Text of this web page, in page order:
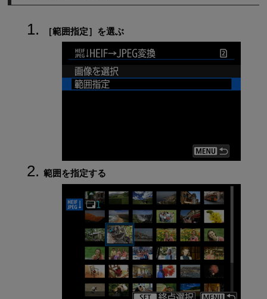
［範囲指定］を選ぶ
範囲を指定する